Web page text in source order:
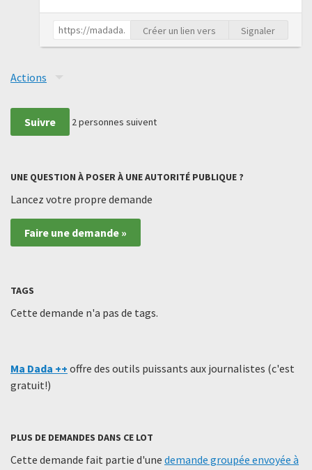
Créer un lien vers Signaler
Actions
Suivre 2 personnes suivent
UNE QUESTION À POSER À UNE AUTORITÉ PUBLIQUE ?
Lancez votre propre demande
Faire une demande »
TAGS
Cette demande n'a pas de tags.
Ma Dada ++ offre des outils puissants aux journalistes (c'est
gratuit!)
PLUS DE DEMANDES DANS CE LOT
Cette demande fait partie d'une demande groupée envoyée à